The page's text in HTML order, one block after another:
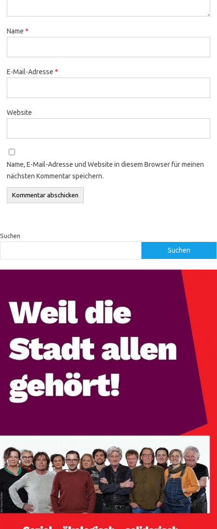
Name *
E-Mail-Adresse *
Website
Name, E-Mail-Adresse und Website in diesem Browser für meinen
nächsten Kommentar speichern.
Suchen
Suchen